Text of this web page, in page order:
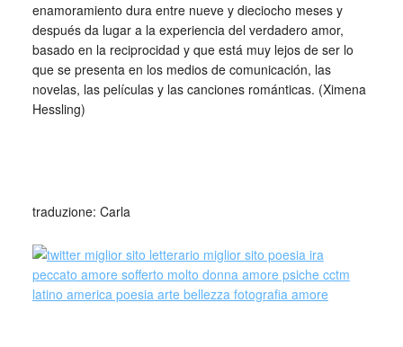
enamoramiento dura entre nueve y dieciocho meses y
después da lugar a la experiencia del verdadero amor,
basado en la reciprocidad y que está muy lejos de ser lo
que se presenta en los medios de comunicación, las
novelas, las películas y las canciones románticas. (Ximena
Hessling)
traduzione: Carla